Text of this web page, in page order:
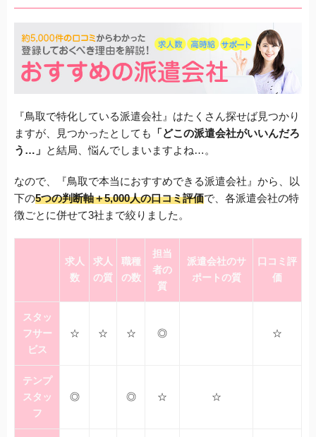
『鳥取で特化している派遣会社』はたくさん探せば見つかり
ますが、見つかったとしても
「どこの派遣会社がいいんだろ
う…」 と結局、悩んでしまいますよね…。
なので、『鳥取で本当におすすめできる派遣会社』から、以
下の5つの判断軸＋5,000人の口コミ評価で、各派遣会社の特
徴ごとに併せて3社まで絞りました。
求人
数
求人
の質
職種
の数
担当
者の
質
派遣会社のサ
ポートの質
口コミ評
価
スタッ
フサー
ビス
☆ ☆ ☆ ◎ ☆
テンプ
スタッ
フ
◎ ◎ ☆ ☆